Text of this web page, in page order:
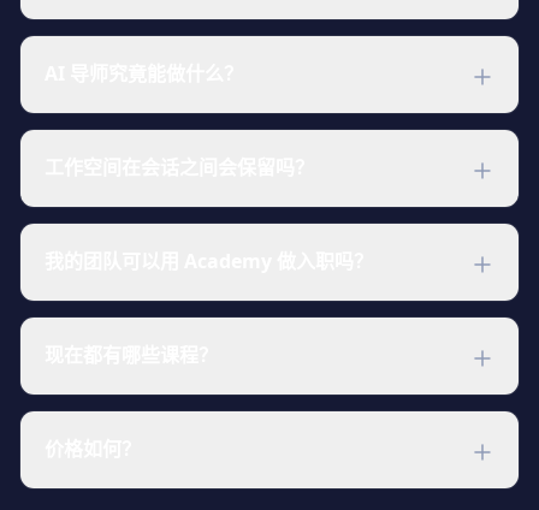
不用。登录、选课，工作空间就在浏览器中启动。浏览器里
它能看到你正在的课程、正在编辑的文件以及终端里刚跑过
答，而不是泛泛的 Stack Overflow。它不会替你解题，但能
让你不卡住。
会。每次报名都会获得专属工作空间，整个课程期间都在。
可以。团队账户允许你分配课程、跟踪进度，并带上自己的
Python、Go、Linux、Bash、Docker、Kubernetes、
Git、Helm、React 以及 Web 基础。课程库扩展得很快。登
录后浏览目录，查看现在可用和即将上线的内容。